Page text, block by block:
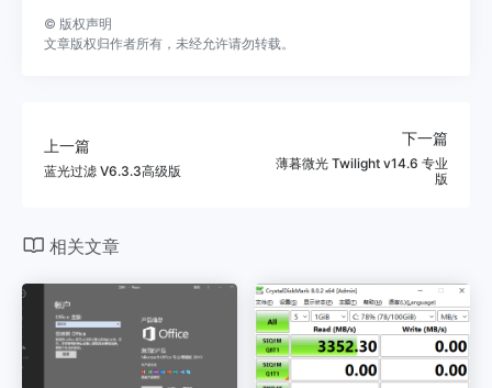
© 版权声明
文章版权归作者所有，未经允许请勿转载。
上一篇
蓝光过滤 V6.3.3高级版
下一篇
薄暮微光 Twilight v14.6 专业
版
相关文章